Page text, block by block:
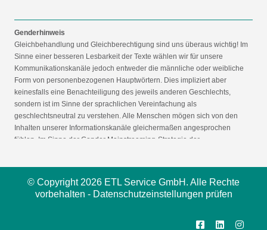
Genderhinweis
Gleichbehandlung und Gleichberechtigung sind uns überaus wichtig! Im
Sinne einer besseren Lesbarkeit der Texte wählen wir für unsere
Kommunikationskanäle jedoch entweder die männliche oder weibliche
Form von personenbezogenen Hauptwörtern. Dies impliziert aber
keinesfalls eine Benachteiligung des jeweils anderen Geschlechts,
sondern ist im Sinne der sprachlichen Vereinfachung als
geschlechtsneutral zu verstehen. Alle Menschen mögen sich von den
Inhalten unserer Informationskanäle gleichermaßen angesprochen
fühlen. Im Sinne der Gender Mainstreaming-Strategie der
© Copyright 2026 ETL Service GmbH. Alle Rechte
vorbehalten - Datenschutzeinstellungen prüfen